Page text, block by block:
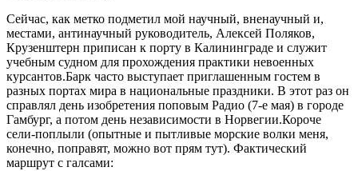
Сейчас, как метко подметил мой научный, вненаучный и,
местами, антинаучный руководитель, Алексей Поляков,
Крузенштерн приписан к порту в Калининграде и служит
учебным судном для прохождения практики невоенных
курсантов.Барк часто выступает приглашенным гостем в
разных портах мира в национальные праздники. В этот раз он
справлял день изобретения поповым Радио (7-е мая) в городе
Гамбург, а потом день независимости в Норвегии.Короче
сели-поплыли (опытные и пытливые морские волки меня,
конечно, поправят, можно вот прям тут). Фактический
маршрут с галсами: